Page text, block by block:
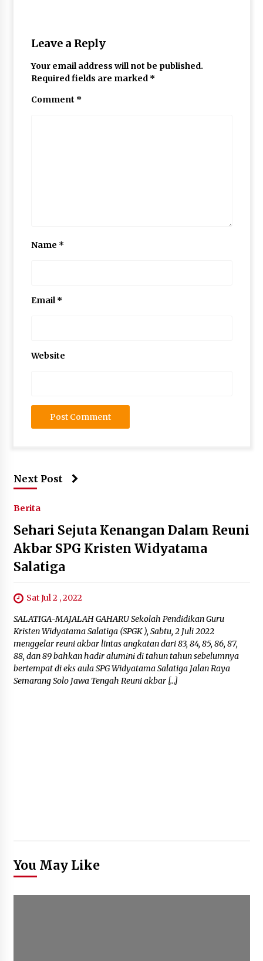
Leave a Reply
Your email address will not be published.
Required fields are marked *
Comment *
Name *
Email*
Website
Next Post
Berita
Sehari Sejuta Kenangan Dalam Reuni
Akbar SPG Kristen Widyatama
Salatiga
Sat Jul 2 , 2022
SALATIGA-MAJALAH GAHARU Sekolah Pendidikan Guru
Kristen Widyatama Salatiga (SPGK ), Sabtu, 2 Juli 2022
menggelar reuni akbar lintas angkatan dari 83, 84, 85, 86, 87,
88, dan 89 bahkan hadir alumini di tahun tahun sebelumnya
bertempat di eks aula SPG Widyatama Salatiga Jalan Raya
Semarang Solo Jawa Tengah Reuni akbar […]
You May Like